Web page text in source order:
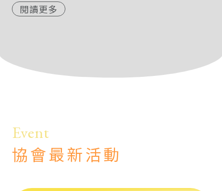
閱讀更多
Event
協會最新活動